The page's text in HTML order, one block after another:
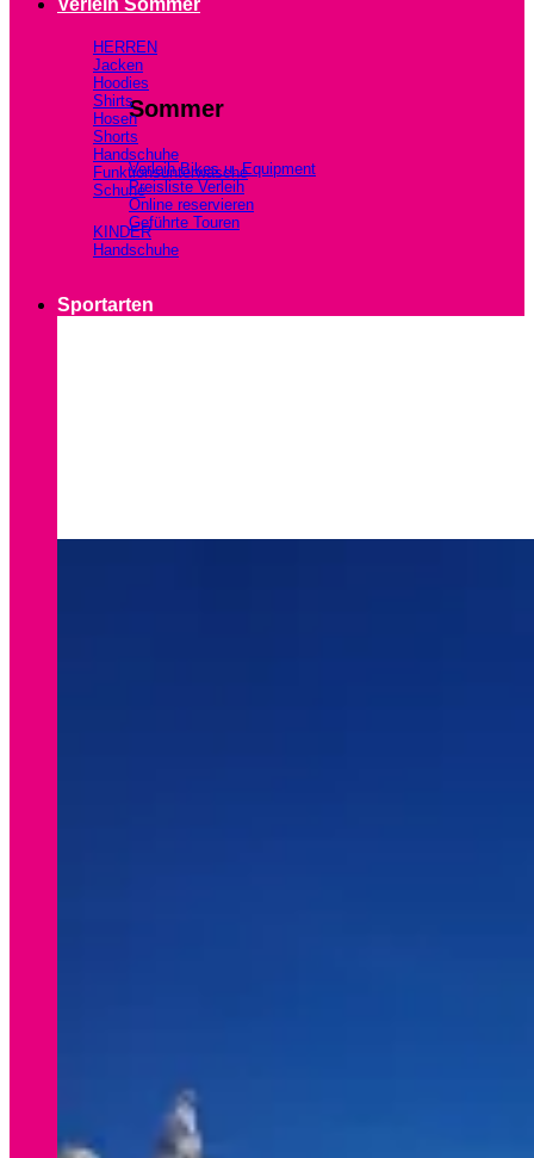
Verleih Sommer
Sommer
Verleih Bikes u. Equipment
Preisliste Verleih
Online reservieren
Geführte Touren
HERREN
Jacken
Hoodies
Shirts
Hosen
Shorts
Handschuhe
Funktionsunterwäsche
Schuhe
KINDER
Handschuhe
Sportarten